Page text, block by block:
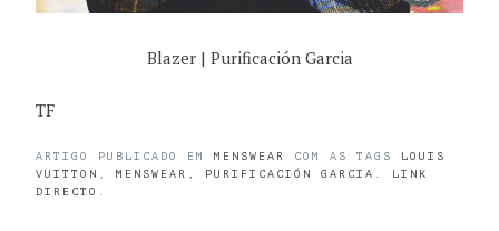
Blazer | Purificación Garcia
TF
ARTIGO PUBLICADO EM MENSWEAR COM AS TAGS
LOUIS
VUITTON , MENSWEAR , PURIFICACIÓN GARCIA .
LINK
DIRECTO .